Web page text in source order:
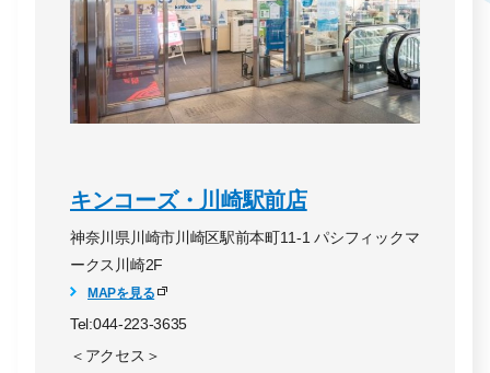
キンコーズ・川崎駅前店
神奈川県川崎市川崎区駅前本町11-1 パシフィックマ
ークス川崎2F
MAPを見る
Tel:044-223-3635
＜アクセス＞